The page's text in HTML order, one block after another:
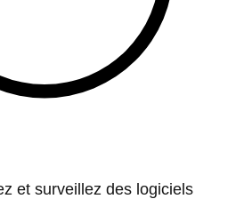
et surveillez des logiciels